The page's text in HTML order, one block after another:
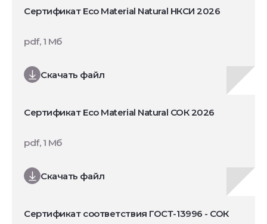
Сертификат Eco Material Natural НКСИ 2026
Скачать файл
pdf, 1 Мб
Сертификат Eco Material Natural СОК 2026
Скачать файл
pdf, 1 Мб
Сертификат соответствия ГОСТ-13996 - СОК